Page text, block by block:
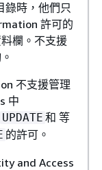
錄時，他們只
許可的
欄。不支援
不支援管理
中
UPDATE 和 等
的許可。
and Access